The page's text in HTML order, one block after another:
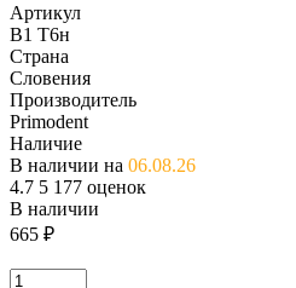
Артикул
B1 T6н
Страна
Словения
Производитель
Primodent
Наличие
В наличии на 06.08.26
4.7 5 177 оценок
В наличии
665 ₽